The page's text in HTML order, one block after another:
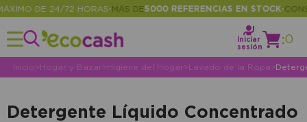
DE 24/72 HORAS•MÁS DE 5000 REFERENCIAS EN STOCK•
Iniciar
sesión
:0
Inicio>Hogar y Bazar>Higiene del Hogar>Lavado de la Ropa>
Detergente Líquido Concentrado